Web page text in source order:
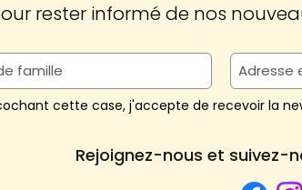
rester informé de nos
cette case, j'accepte de recevoir la
Rejoignez-nous et suivez-